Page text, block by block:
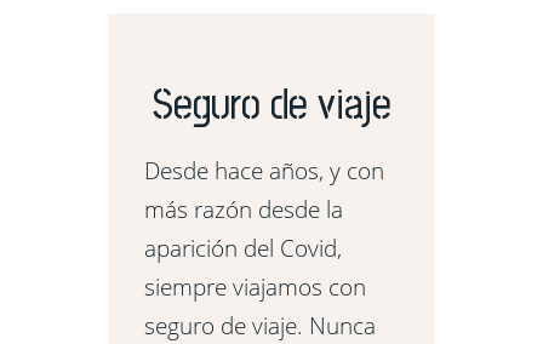
Seguro de viaje
Desde hace años, y con
más razón desde la
aparición del Covid,
siempre viajamos con
seguro de viaje. Nunca